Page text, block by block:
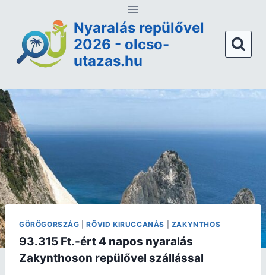
Nyaralás repülővel
2026 - olcso-
utazas.hu
GÖRÖGORSZÁG |RÖVID KIRUCCANÁS ZAKYNTHOS
93.315 Ft.-ért 4 napos nyaralás
Zakynthoson repülővel szállással